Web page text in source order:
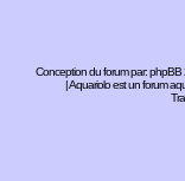
Conception du forum par:phpBB
| Aquariolo est un forum